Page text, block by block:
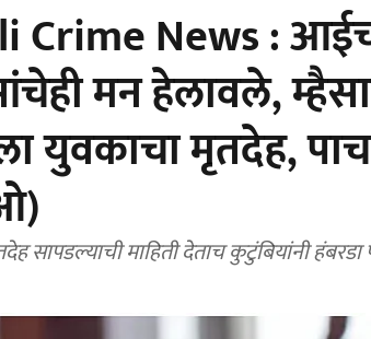
Crime News :
मन हेलावले,
युवकाचा मृतदेह,
सापडल्याची माहिती देताच कुटुंबियांनी